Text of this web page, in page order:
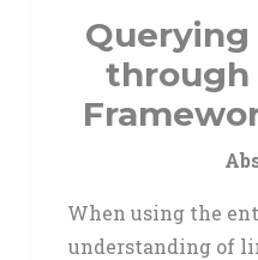
Querying
through
When using the
understanding of